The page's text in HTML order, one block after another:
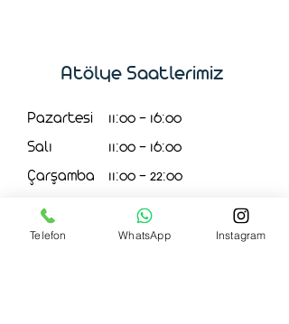
Pazartesi 11:00 - 16:00
Salı 11:00 - 16:00
Çarşamba 11:00 - 22:00
Perşembe 11:00 - 16:00
Cuma 11:00 - 16:00
Atölye Saatlerimiz
Telefon WhatsApp Instagram